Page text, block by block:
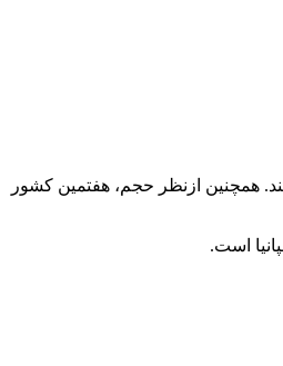
می‌کند. همچنین ازنظر حجم، هفتمین کشور